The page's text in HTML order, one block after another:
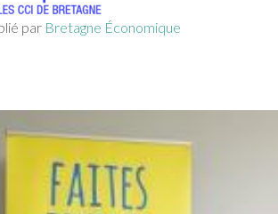
par Bretagne Économique